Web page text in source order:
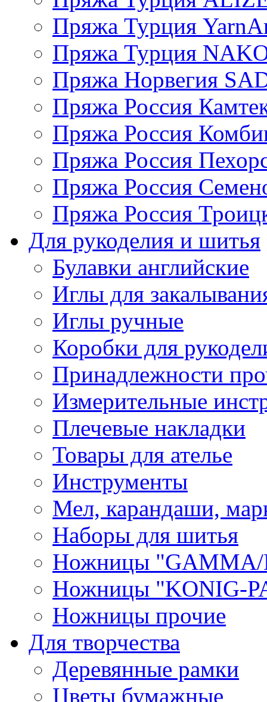
Пряжа Турция
Пряжа Турция
Пряжа Норвегия
Пряжа Россия
Пряжа Россия
Пряжа Россия
Пряжа Россия
Пряжа Россия
Для рукоделия и шитья
Булавки английские
Иглы для
Иглы ручные
Коробки для
Принадлежности
Измерительные
Плечевые накладки
Товары для ателье
Инструменты
Мел, карандаши,
Наборы для шитья
Ножницы "GAMMA/
Ножницы "KONIG-
Ножницы прочие
Для творчества
Деревянные рамки
Цветы бумажные